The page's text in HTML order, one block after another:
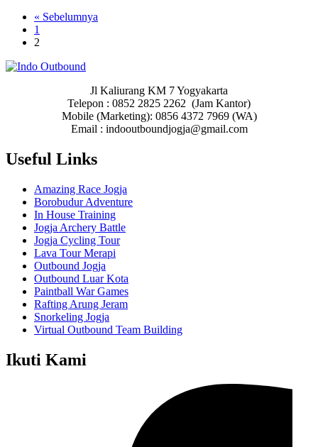
« Sebelumnya
1
2
Jl Kaliurang KM 7 Yogyakarta
Telepon : 0852 2825 2262 (Jam Kantor)
Mobile (Marketing): 0856 4372 7969 (WA)
Email : indooutboundjogja@gmail.com
Useful Links
Amazing Race Jogja
Borobudur Adventure
In House Training
Jogja Archery Battle
Jogja Cycling Tour
Lava Tour Merapi
Outbound Jogja
Outbound Luar Kota
Paintball War Games
Rafting Arung Jeram
Snorkeling Jogja
Virtual Outbound Team Building
Ikuti Kami